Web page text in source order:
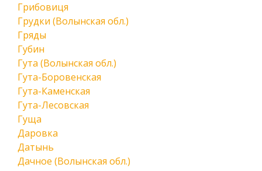
Грибовиця
Грудки (Волынская обл.)
Гряды
Губин
Гута (Волынская обл.)
Гута-Боровенская
Гута-Каменская
Гута-Лесовская
Гуща
Даровка
Датынь
Дачное (Волынская обл.)